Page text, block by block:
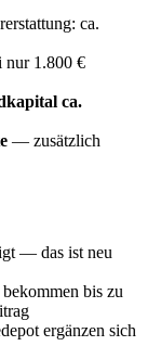
ca.
1.800 €
ca.
— zusätzlich
— das ist neu
bis zu
ergänzen sich